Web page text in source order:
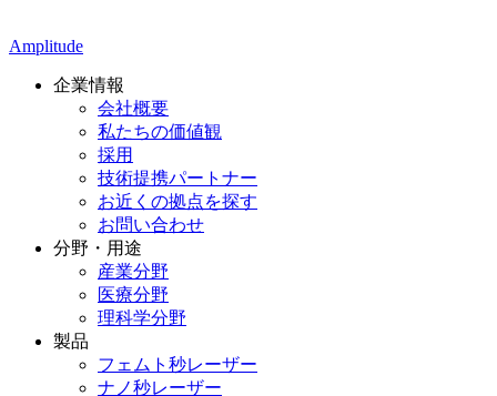
Amplitude
企業情報
会社概要
私たちの価値観
採用
技術提携パートナー
お近くの拠点を探す
お問い合わせ
分野・用途
産業分野
医療分野
理科学分野
製品
フェムト秒レーザー
ナノ秒レーザー